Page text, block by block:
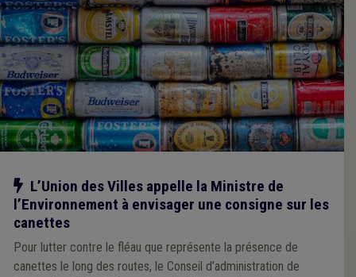
Notre action
L’Union des Villes appelle la Ministre de
l’Environnement à envisager une consigne sur les
canettes
Pour lutter contre le fléau que représente la présence de
canettes le long des routes, le Conseil d’administration de